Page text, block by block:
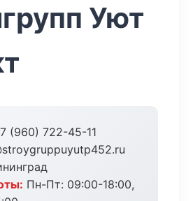
Уют
(960) 722-45-11
Пн-Пт: 09:00-18:00,